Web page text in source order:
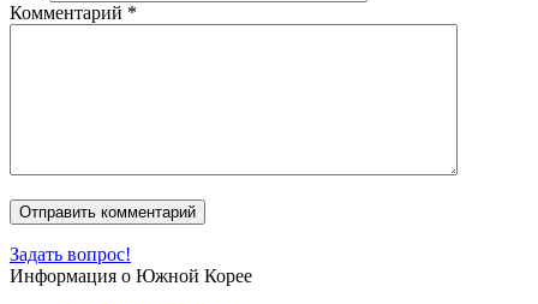
Комментарий *
Задать вопрос!
Информация о Южной Корее